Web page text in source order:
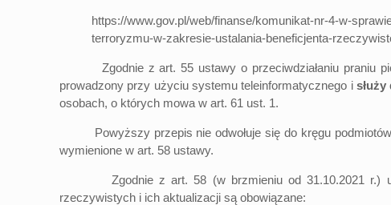
https://www.gov.pl/web/finanse/komunikat-nr-4-w-
terroryzmu-w-zakresie-ustalania-beneficjenta-
Zgodnie z art. 55 ustawy o przeciwdziałaniu praniu
prowadzony przy użyciu systemu teleinformatycznego i
osobach, o których mowa w art. 61 ust. 1.
Powyższy przepis nie odwołuje się do kręgu podmiotów
wymienione w art. 58 ustawy.
Zgodnie z art. 58 (w brzmieniu od 31.10.2021 r.)
rzeczywistych i ich aktualizacji są obowiązane: